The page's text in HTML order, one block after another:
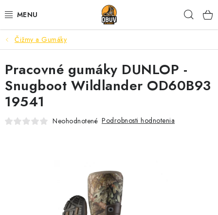
na
PRACOVNÁ A BEZPEČNOSTNÁ OBUV
VOĽNOČASOVÁ OBUV
VÝPREDAJ
VLOŽKY
BEZPEČNOSTNÉ NORMY A SYMBOLY
Čižmy a Gumáky
Pracovné gumáky DUNLOP -
Snugboot Wildlander OD60B93
19541
Neohodnotené Podrobnosti hodnotenia